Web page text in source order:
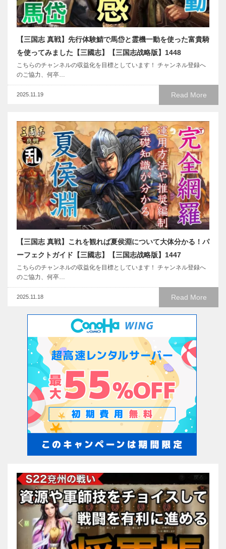
【三国志 真戦】先行体験鯖で馬岱と霊機一動を使った富貴騎
を使ってみました【三國志】【三国志战略版】1448
こちらのチャンネルの収益化を目標としています！ チャンネル登録へ
のご協力、何卒…
Read More
2025.11.19
【三国志 真戦】これを観れば夏侯淵について大体分かる！パ
ーフェクトガイド【三國志】【三国志战略版】1447
こちらのチャンネルの収益化を目標としています！ チャンネル登録へ
のご協力、何卒…
Read More
2025.11.18